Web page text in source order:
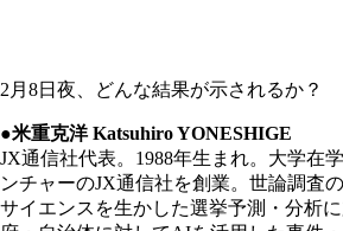
2月8日夜、どんな結果が示されるか？
●米重克洋 Katsuhiro YONESHIGE
JX通信社代表。1988年生まれ。大学在
ンチャーのJX通信社を創業。世論調査
サイエンスを生かした選挙予測・分析